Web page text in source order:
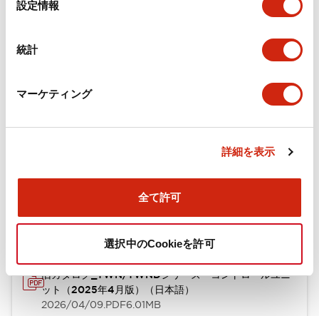
設定情報
統計
マーケティング
詳細を表示
全て許可
選択中のCookieを許可
機能仕様
機械的仕様
カタログ CAD 規格・認証 技術文書
旧カタログ_TWN/TWNDシリーズ コントロールユニ
ット（2025年4月版）（日本語）
2026/04/09.PDF6.01MB